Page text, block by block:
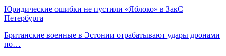
Юридические ошибки не пустили «Яблоко» в ЗакС
Петербурга
Британские военные в Эстонии отрабатывают удары дронами
по…